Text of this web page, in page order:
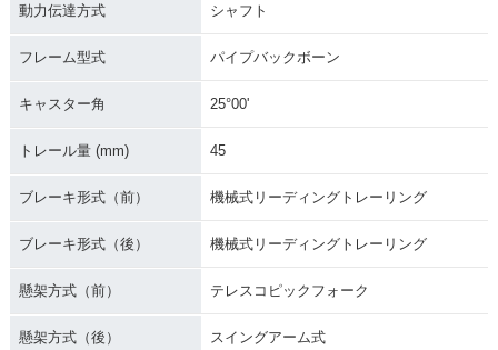
動力伝達方式 シャフト
フレーム型式 パイプバックボーン
キャスター角 25°00'
トレール量 (mm) 45
ブレーキ形式（前） 機械式リーディングトレーリング
ブレーキ形式（後） 機械式リーディングトレーリング
懸架方式（前） テレスコピックフォーク
懸架方式（後） スイングアーム式